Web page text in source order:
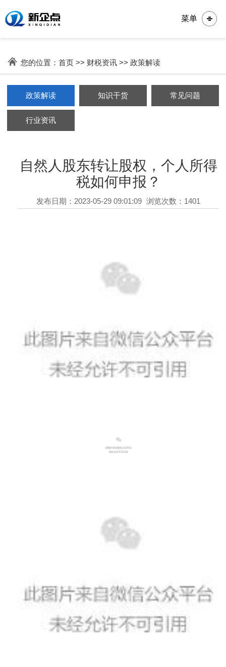
菜单
您的位置： 首页>> 财税资讯>> 政策解读
政策解读 知识干货 常见问题
行业资讯
自然人股东转让股权，个人所得
税如何申报？
发布日期：2023-05-29 09:01:09 浏览次数：1401